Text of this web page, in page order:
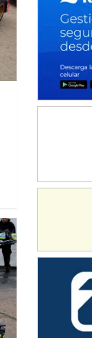
SUR
José
Rufino
Juan
El Timbó